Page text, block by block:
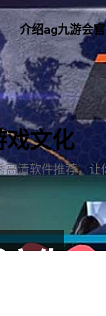
介绍ag九游会
戏文化
清软件推荐，让